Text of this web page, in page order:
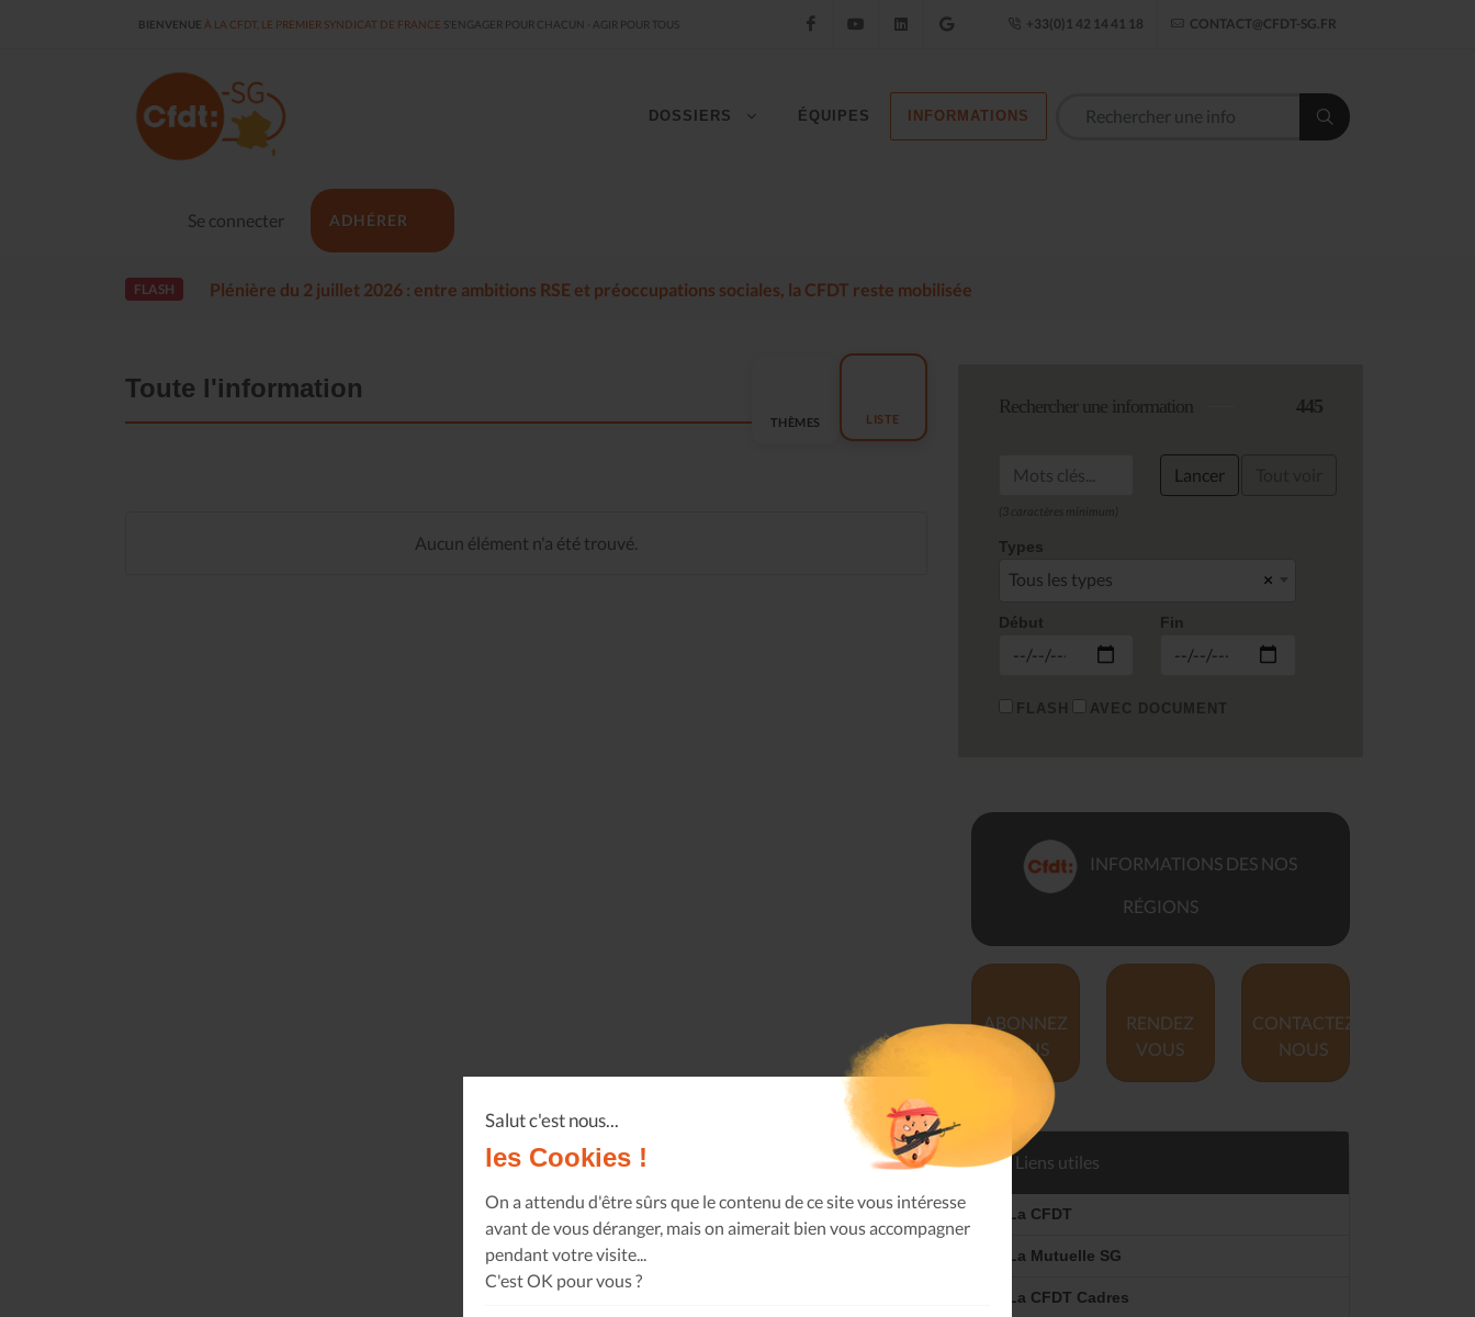
Salut c'est nous...
les Cookies !
On a attendu d'être sûrs que le contenu de ce site vous intéresse
avant de vous déranger, mais on aimerait bien vous accompagner
pendant votre visite...
C'est OK pour vous ?
BIENVENUE À LA CFDT, LE PREMIER SYNDICAT DE FRANCE S'ENGAGER POUR CHACUN - AGIR POUR TOUS FacebookYouTube LinkedIn Google Établissement
+33(0)1 42 14 41 18 CONTACT@CFDT-SG.FR
Se connecter ADHÉRER
DOSSIERS ÉQUIPES INFORMATIONS
FLASH Plénière du 2 juillet 2026 : entre ambitions RSE et préoccupations sociales, la CFDT reste mobilisée
Toute l'information
THÈMES LISTE
Aucun élément n'a été trouvé.
Rechercher une information 445
Lancer
Types
×
Tous les types
Début Fin
FLASH AVEC DOCUMENT
INFORMATIONS DES NOS
RÉGIONS
ABONNEZ
VOUS
RENDEZ
VOUS
CONTACTEZ
NOUS
Liens utiles
La CFDT
La Mutuelle SG
La CFDT Cadres